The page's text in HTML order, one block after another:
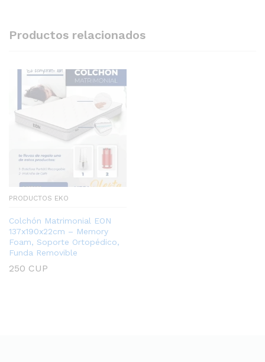
Productos relacionados
PRODUCTOS EKO
Colchón Matrimonial EON
137x190x22cm – Memory
Foam, Soporte Ortopédico,
Funda Removible
250 CUP